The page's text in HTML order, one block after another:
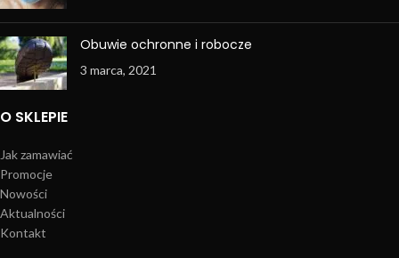
Obuwie ochronne i robocze
3 marca, 2021
O SKLEPIE
Jak zamawiać
Promocje
Nowości
Aktualności
Kontakt